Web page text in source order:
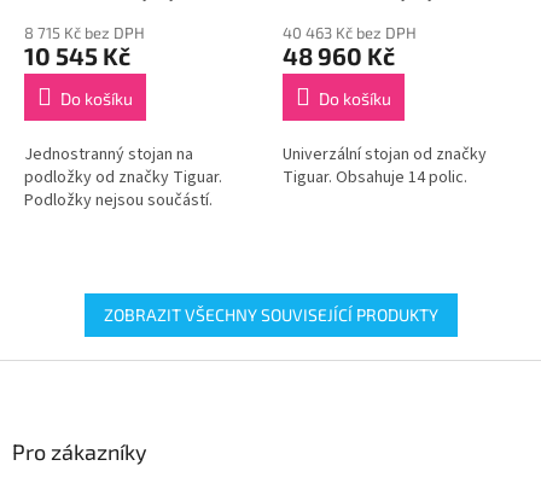
8 715 Kč bez DPH
10 545 Kč
Do košíku
Jednostranný stojan na
podložky od značky Tiguar.
Podložky nejsou součástí.
40 463 Kč bez DPH
48 960 Kč
Do košíku
Univerzální stojan od značky
Tiguar. Obsahuje 14 polic.
ZOBRAZIT VŠECHNY SOUVISEJÍCÍ PRODUKTY
Pro zákazníky